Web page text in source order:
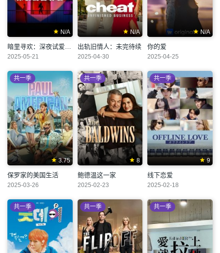
N/A
2025-05-21
N/A
出轨旧情人：未完待续
2025-04-30
N/A
你的爱
2025-04-25
3.75
共一季
保罗家的美国生活
2025-03-26
8
共一季
鲍德温这一家
2025-02-23
9
共一季
线下恋爱
2025-02-18
共一季 共一季 共一季